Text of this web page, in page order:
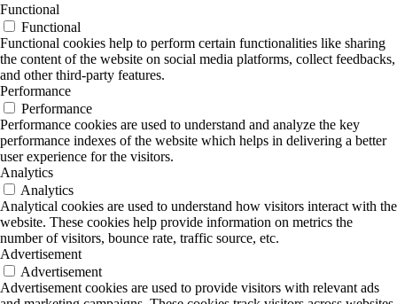
Functional
Functional
Functional cookies help to perform certain functionalities like sharing
the content of the website on social media platforms, collect feedbacks,
and other third-party features.
Performance
Performance
Performance cookies are used to understand and analyze the key
performance indexes of the website which helps in delivering a better
user experience for the visitors.
Analytics
Analytics
Analytical cookies are used to understand how visitors interact with the
website. These cookies help provide information on metrics the
number of visitors, bounce rate, traffic source, etc.
Advertisement
Advertisement
Advertisement cookies are used to provide visitors with relevant ads